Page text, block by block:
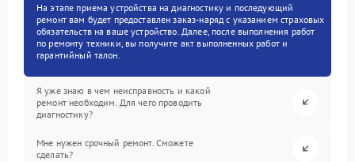
На этапе приема устройства на диагностику и последующий
ремонт вам будет предоставлен заказ-наряд с указанием страховых
обязательств на ваше устройство. Далее, после выполнения работ
по ремонту техники, вы получите акт выполненных работ и
гарантийный талон.
Я уже знаю в чем неисправность и какой
ремонт необходим. Для чего проводить
диагностику?
Мне нужен срочный ремонт. Сможете
сделать?